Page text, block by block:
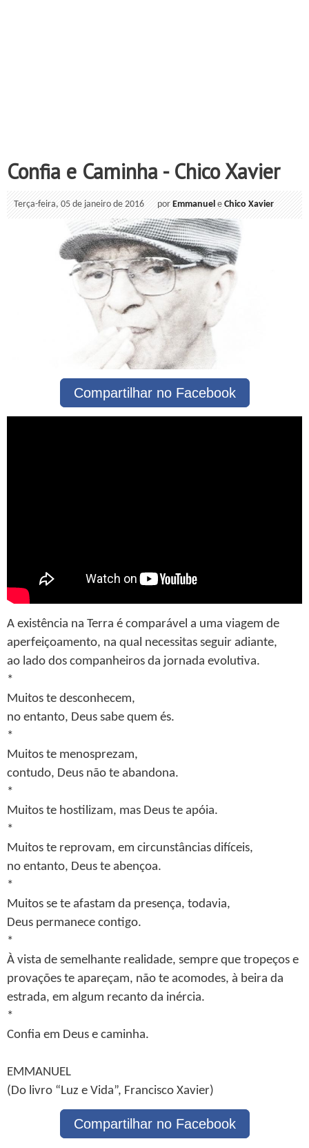
Confia e Caminha - Chico Xavier
Terça-feira, 05 de janeiro de 2016 porEmmanuel eChico Xavier
Compartilhar no Facebook
A existência na Terra é comparável a uma viagem de
aperfeiçoamento, na qual necessitas seguir adiante,
ao lado dos companheiros da jornada evolutiva.
*
Muitos te desconhecem,
no entanto, Deus sabe quem és.
*
Muitos te menosprezam,
contudo, Deus não te abandona.
*
Muitos te hostilizam, mas Deus te apóia.
*
Muitos te reprovam, em circunstâncias difíceis,
no entanto, Deus te abençoa.
*
Muitos se te afastam da presença, todavia,
Deus permanece contigo.
*
À vista de semelhante realidade, sempre que tropeços e
provações te apareçam, não te acomodes, à beira da
estrada, em algum recanto da inércia.
*
Confia em Deus e caminha.
EMMANUEL
(Do livro “Luz e Vida”, Francisco Xavier)
Compartilhar no Facebook